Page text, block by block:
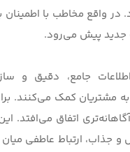
در واقع مخاطب با
جدید پیش می‌رود.
جامع، دقیق و
مشتریان کمک می‌کنند.
اتفاق می‌افتد. این
و جذاب، ارتباط عاطفی